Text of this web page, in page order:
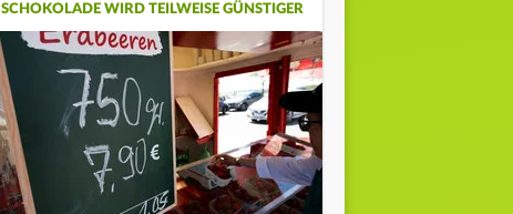
SCHOKOLADE WIRD TEILWEISE GÜNSTIGER